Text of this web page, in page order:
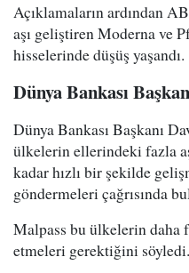
Açıklamaların ardından
aşı geliştiren Moderna ve
hisselerinde düşüş yaşandı.
Dünya Bankası
Dünya Bankası Başkanı
ülkelerin ellerindeki fazla
kadar hızlı bir şekilde
göndermeleri çağrısında
Malpass bu ülkelerin daha
etmeleri gerektiğini söyledi.